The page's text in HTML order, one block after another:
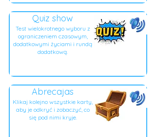
Quiz show
Test wielokrotnego wyboru z
ograniczeniem czasowym,
dodatkowymi życiami i rundą
dodatkową.
Abrecajas
Klikaj kolejno wszystkie karty,
aby je odkryć i zobaczyć, co
się pod nimi kryje.